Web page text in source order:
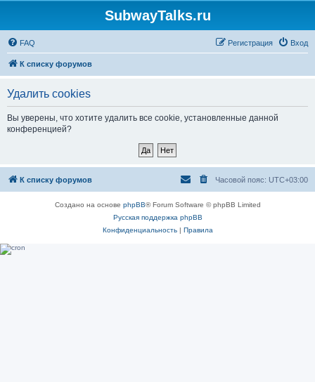
SubwayTalks.ru
FAQ Вход
Регистрация
К списку форумов
Удалить cookies
Вы уверены, что хотите удалить все cookie, установленные данной
конференцией?
К списку форумов Часовой пояс: UTC+03:00
Создано на основе phpBB® Forum Software © phpBB Limited
Русская поддержка phpBB
Конфиденциальность| Правила